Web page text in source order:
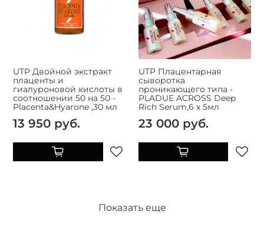
UTP Двойной экстракт
плаценты и
гиалуроновой кислоты в
соотношении 50 на 50 -
Placenta&Hyarone ,30 мл
13 950 руб.
UTP Плацентарная
сыворотка
проникающего типа -
PLADUE ACROSS Deep
Rich Serum,6 х 5мл
23 000 руб.
Показать еще